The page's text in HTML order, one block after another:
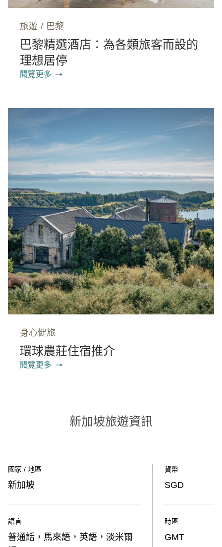
旅遊 / 巴黎
巴黎精選酒店：為各類旅客而設的
理想居停
閱覽更多
身心健旅
環球農莊住宿推介
閱覽更多
新加坡旅遊資訊
國家 / 地區
新加坡
語言
普通話，馬來語，英語，淡米爾
貨幣
SGD
時區
GMT